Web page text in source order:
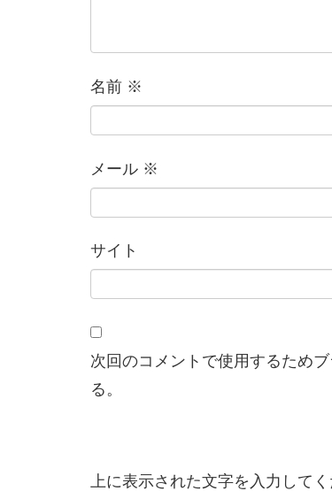
名前 ※
メール ※
サイト
次回のコメントで使用するため
る。
上に表示された文字を入力してく